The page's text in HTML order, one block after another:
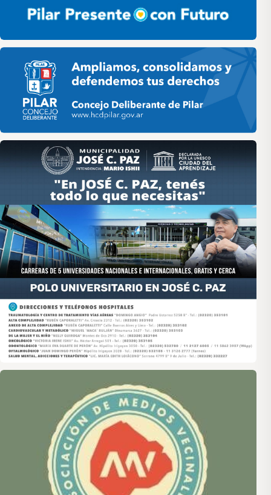
Pilar HCD
Asociación de Medios Vecinales